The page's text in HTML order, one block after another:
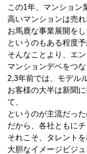
この1年、マンション
高いマンションは売
お馬鹿な事業展開をし
というのもある程度予
そんなことより、エ
マンションデベをつ
2,3年前では、モデル
お客様の大半は新聞
て、
というのが主流だった
だから、各社ともに
それこそ、タレントを
大胆なイメージビジ